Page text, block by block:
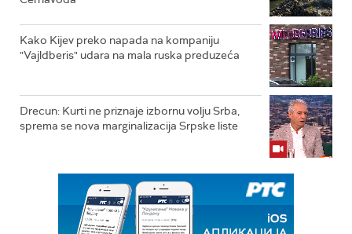
Kako Kijev preko napada na kompaniju
"Vajldberis" udara na mala ruska preduzeća
Drecun: Kurti ne priznaje izbornu volju Srba,
sprema se nova marginalizacija Srpske liste